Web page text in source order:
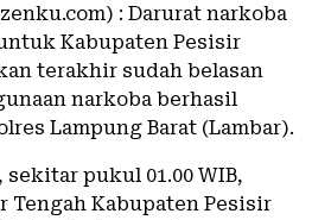
: Darurat narkoba
Kabupaten Pesisir
terakhir sudah belasan
narkoba berhasil
Lampung Barat (Lambar).
pukul 01.00 WIB,
Tengah Kabupaten Pesisir